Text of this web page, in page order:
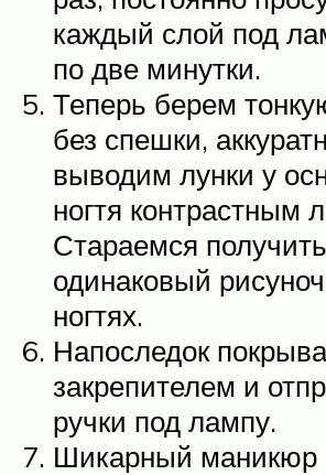
каждый слой под
по две минутки.
Теперь берем
без спешки,
выводим лунки у
ногтя контрастным
Стараемся получить
одинаковый
ногтях.
Напоследок
закрепителем и
ручки под лампу.
Шикарный маникюр